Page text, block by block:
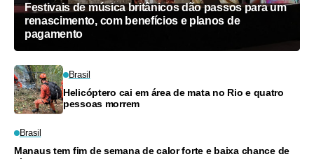
Festivais de música britânicos dão passos para um
renascimento, com benefícios e planos de
pagamento
Brasil
Helicóptero cai em área de mata no Rio e quatro
pessoas morrem
Brasil
Manaus tem fim de semana de calor forte e baixa chance de